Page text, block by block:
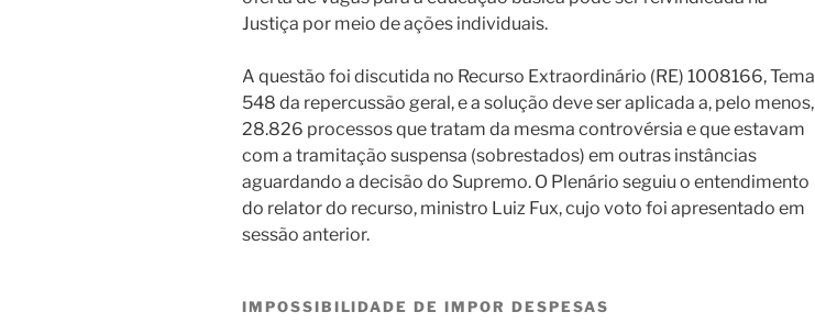
Justiça por meio de ações individuais.
A questão foi discutida no Recurso Extraordinário (RE) 1008166, Tema
548 da repercussão geral, e a solução deve ser aplicada a, pelo menos,
28.826 processos que tratam da mesma controvérsia e que estavam
com a tramitação suspensa (sobrestados) em outras instâncias
aguardando a decisão do Supremo. O Plenário seguiu o entendimento
do relator do recurso, ministro Luiz Fux, cujo voto foi apresentado em
sessão anterior.
IMPOSSIBILIDADE DE IMPOR DESPESAS